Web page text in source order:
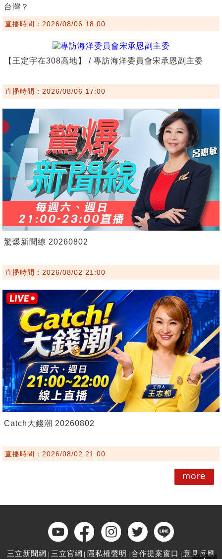
台灣？
直播時間：2026/08/06 18:00
【王定宇在308高地】 / 專訪海洋委員會宋承恩副主委
直播時間：2026/08/06 17:00
驚爆新聞線 20260802
直播時間：2026/08/02 21:00
Catch大錢潮 20260802
直播時間：2026/08/02 21:00
more
三立新聞網 三立官網 隱私權聲明 合作提案窗口 意見反應